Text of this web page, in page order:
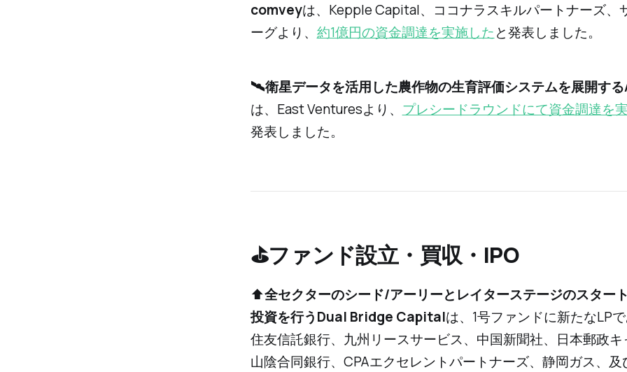
comveyは、Kepple Capital、ココナラスキルパートナーズ、
ーグより、 約1億円の資金調達を実施したと発表しました。
🛰️衛星データを活用した農作物の生育評価システムを展開す
は、East Venturesより、 プレシードラウンドにて資金調達を
発表しました。
⛳️ファンド設立・買収・IPO
⬆️全セクターのシード/アーリーとレイターステージのスター
投資を行うDual Bridge Capitalは、1号ファンドに新たなLP
住友信託銀行、九州リースサービス、中国新聞社、日本郵政
山陰合同銀行、CPAエクセレントパートナーズ、静岡ガス、及